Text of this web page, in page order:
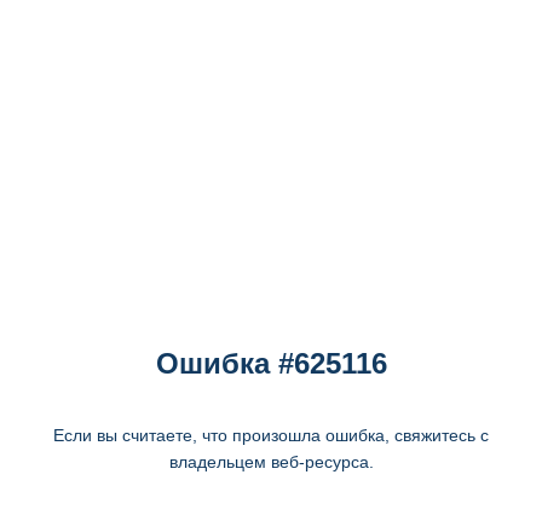
Ошибка #625116
Если вы считаете, что произошла ошибка, свяжитесь с
владельцем веб-ресурса.